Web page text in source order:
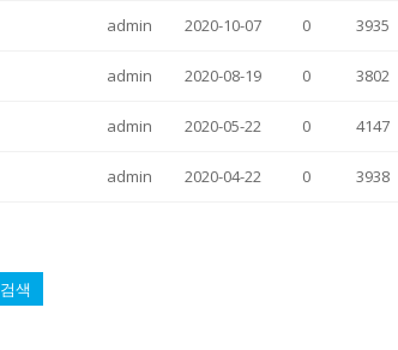
admin 2020-10-07 0 3935
admin 2020-08-19 0 3802
admin 2020-05-22 0 4147
admin 2020-04-22 0 3938
검색